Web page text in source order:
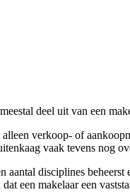
deel uit van een
verkoop- of
vaak tevens nog
aantal disciplines
een makelaar een